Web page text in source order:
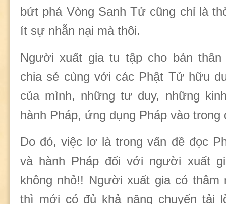
bứt phá Vòng Sanh Tử cũng chỉ là
ít sự nhẫn nại mà thôi.
Người xuất gia tu tập cho bản
chia sẻ cùng với các Phật Tử hữu
của mình, những tư duy, những
hành Pháp, ứng dụng Pháp vào trong
Do đó, việc lơ là trong vấn đề đọc
và hành Pháp đối với người xuất
không nhỏ!! Người xuất gia có thâm
thì mới có đủ khả năng chuyển tải